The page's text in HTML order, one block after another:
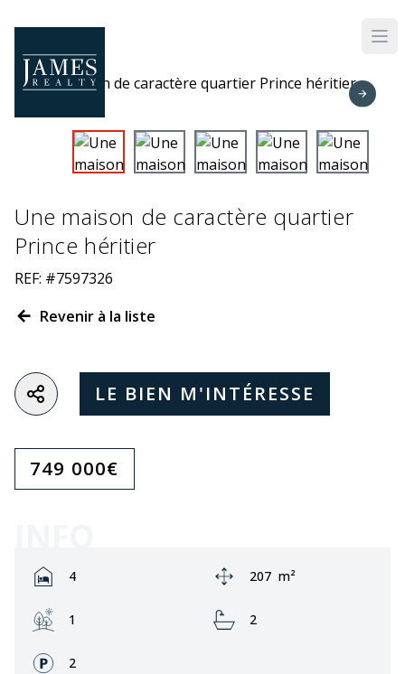
Une maison de caractère quartier
Prince héritier
REF: #7597326
Revenir à la liste
LE BIEN M'INTÉRESSE
749 000€
Rooms:
4 Zone:
207 m²
Jardin:
1 Bathrooms:
2
Façades:
2